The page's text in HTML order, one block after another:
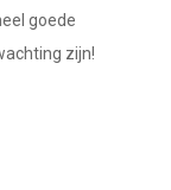
goede
zijn!